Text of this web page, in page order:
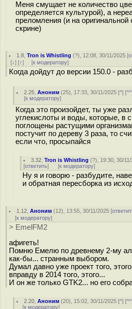
Меня смущает не количество
определяется культурой), а
преломления (и на
скрине)
1.8 ,Tron is Whistling (?), 12:08, 30/11/2025 [
[↓] [↑] [к модератору]
Когда дойдут до версии 150.0 -
2.25 ,Аноним (25), 17:33, 30/11/2025 [^] [^^
[к модератору]
Когда это произойдет, ты уже
углекислоты и воды, которые, в
поглощены растущими
постучит по дереву 3 раза, то
если что, просыпайся
3.32 ,Tron is Whistling (?), 19:30, 30/
[ответить] [к модератору]
Ну я и говорю - разбудите,
и обратная пересборка из
1.12 ,Аноним (12), 13:55, 30/11/2025 [
[к модератору]
> EmelFM2
афигеть!
Помню Емелю по древнему 2-му
как-бы... странным выбором.
Думал давно уже проект того,
вправду в 2014 того, этого...
И он же только GTK2... но его
2.20 ,Аноним (20), 15:02, 30/11/2025 [^] [^^
[к модератору]